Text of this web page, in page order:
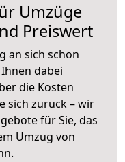
Umzüge
Preiswert
an sich schon
dabei
die Kosten
sich zurück – wir
für Sie, das
Umzug von